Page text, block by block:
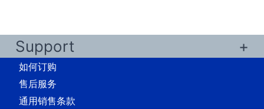
Support
如何订购
售后服务
通用销售条款